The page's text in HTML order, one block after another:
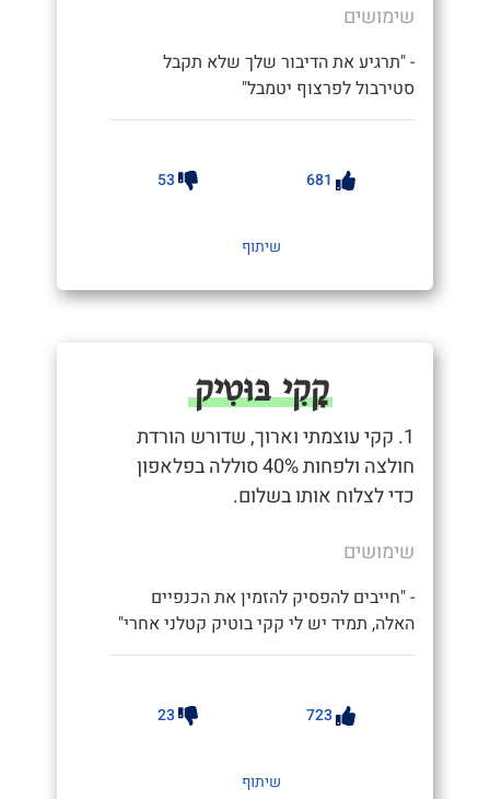
שימושים
- "תרגיע את הדיבור שלך שלא תקבל
סטירבול לפרצוף יטמבל"
681
53
שיתוף
קָקִי בּוּטִיק
1. קקי עוצמתי וארוך, שדורש הורדת
חולצה ולפחות 40% סוללה בפלאפון
כדי לצלוח אותו בשלום.
שימושים
- "חייבים להפסיק להזמין את הכנפיים
האלה, תמיד יש לי קקי בוטיק קטלני אחרי"
723
23
שיתוף